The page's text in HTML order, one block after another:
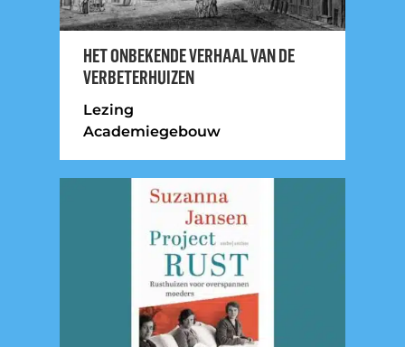
HET ONBEKENDE VERHAAL VAN DE
VERBETERHUIZEN
Lezing
Academiegebouw